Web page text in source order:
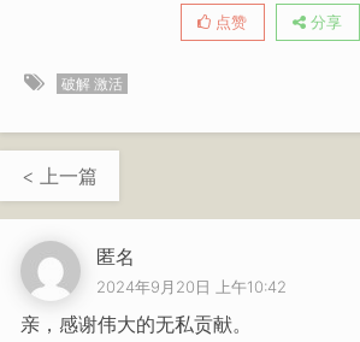
点赞 分享
破解 激活
< 上一篇
匿名
2024年9月20日 上午10:42
亲，感谢伟大的无私贡献。